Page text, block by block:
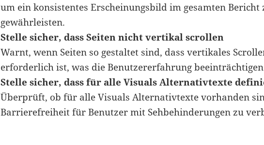
um ein konsistentes Erscheinungsbild im gesamten Bericht
gewährleisten.
Stelle sicher, dass Seiten nicht vertikal scrollen
Warnt, wenn Seiten so gestaltet sind, dass vertikales
erforderlich ist, was die Benutzererfahrung
Stelle sicher, dass für alle Visuals Alternativtexte
Überprüft, ob für alle Visuals Alternativtexte vorhanden
Barrierefreiheit für Benutzer mit Sehbehinderungen zu